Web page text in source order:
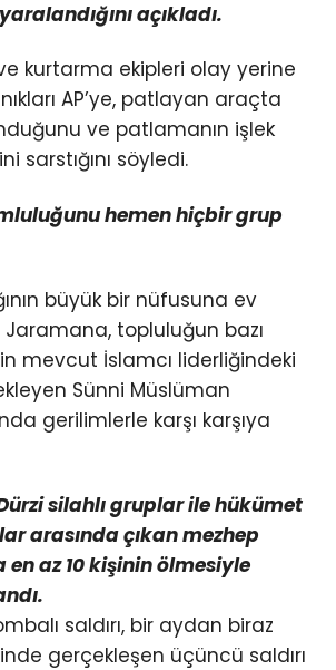
açıkladı.
kurtarma ekipleri olay yerine
AP’ye, patlayan araçta
ve patlamanın işlek
sarstığını söyledi.
hemen hiçbir grup
büyük bir nüfusuna ev
topluluğun bazı
mevcut İslamcı liderliğindeki
Sünni Müslüman
gerilimlerle karşı karşıya
silahlı gruplar ile hükümet
arasında çıkan mezhep
en az 10 kişinin ölmesiyle
saldırı, bir aydan biraz
gerçekleşen üçüncü saldırı